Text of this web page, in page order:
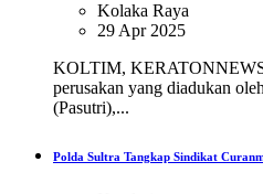
Kolaka Raya
29 Apr 2025
KOLTIM,
perusakan yang diadukan
(Pasutri),...
Polda Sultra Tangkap Sindikat